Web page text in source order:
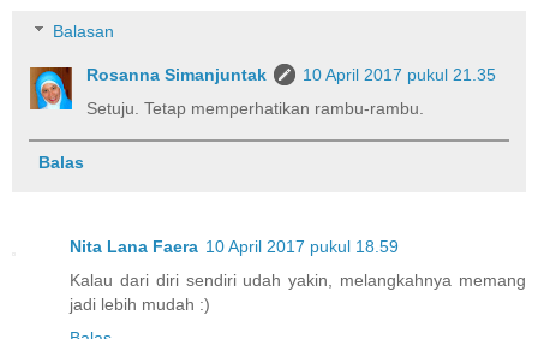
Balasan
Rosanna Simanjuntak
10 April 2017 pukul 21.35
Setuju. Tetap memperhatikan rambu-rambu.
Balas
Nita Lana Faera 10 April 2017 pukul 18.59
Kalau dari diri sendiri udah yakin, melangkahnya memang
jadi lebih mudah :)